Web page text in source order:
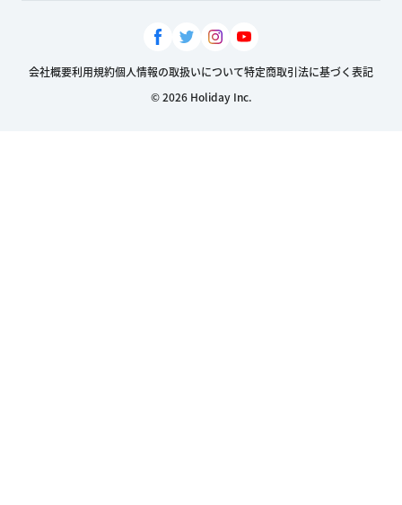
会社概要利用規約個人情報の取扱いについて特定商取引法に基づく表記
© 2026 Holiday Inc.